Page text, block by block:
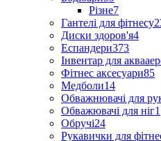
Різне7
Гантелі для фітнесу
Диски здоров'я4
Еспандери373
Інвентар для
Фітнес аксесуари85
Медболи14
Обважнювачі для
Обважювачі для ніг1
Обручі24
Рукавички для